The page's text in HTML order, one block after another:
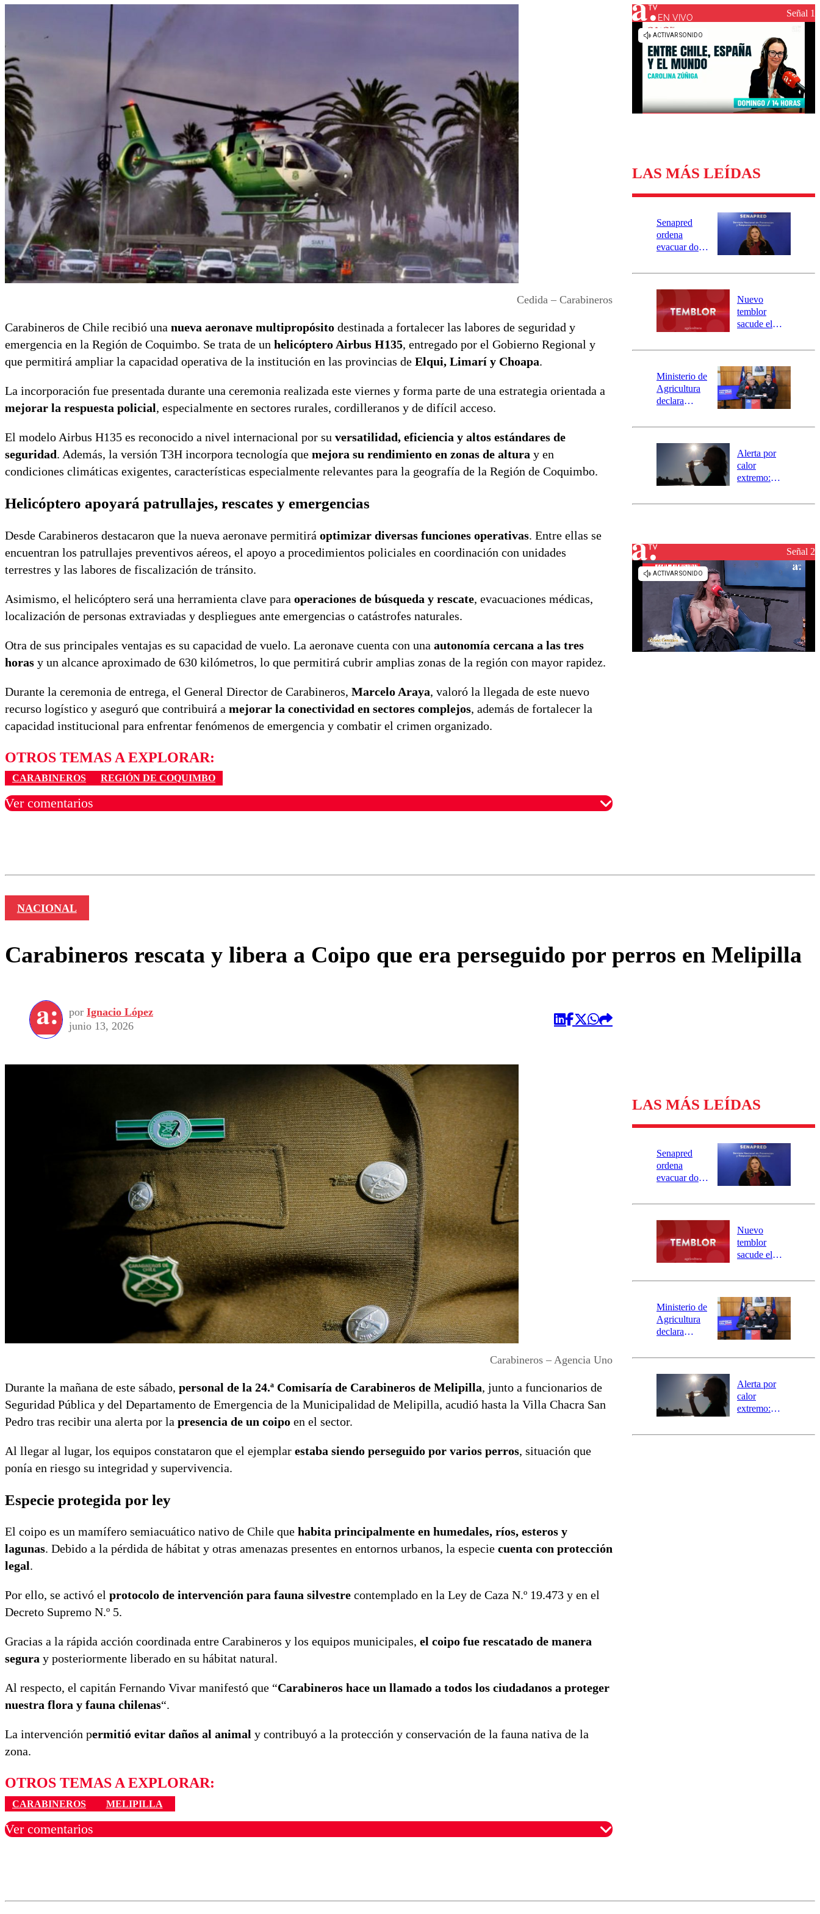
Universidad de Chile
Sustentabilidad
Cedida – Carabineros
Carabineros de Chile recibió una nueva aeronave multipropósito destinada a fortalecer las labores de seguridad y
emergencia en la Región de Coquimbo. Se trata de un helicóptero Airbus H135, entregado por el Gobierno Regional y
que permitirá ampliar la capacidad operativa de la institución en las provincias de Elqui, Limarí y Choapa.
La incorporación fue presentada durante una ceremonia realizada este viernes y forma parte de una estrategia orientada a
mejorar la respuesta policial, especialmente en sectores rurales, cordilleranos y de difícil acceso.
El modelo Airbus H135 es reconocido a nivel internacional por su versatilidad, eficiencia y altos estándares de
seguridad. Además, la versión T3H incorpora tecnología que mejora su rendimiento en zonas de altura y en
condiciones climáticas exigentes, características especialmente relevantes para la geografía de la Región de Coquimbo.
Helicóptero apoyará patrullajes, rescates y emergencias
Desde Carabineros destacaron que la nueva aeronave permitirá optimizar diversas funciones operativas. Entre ellas se
encuentran los patrullajes preventivos aéreos, el apoyo a procedimientos policiales en coordinación con unidades
terrestres y las labores de fiscalización de tránsito.
Asimismo, el helicóptero será una herramienta clave para operaciones de búsqueda y rescate, evacuaciones médicas,
localización de personas extraviadas y despliegues ante emergencias o catástrofes naturales.
Otra de sus principales ventajas es su capacidad de vuelo. La aeronave cuenta con una autonomía cercana a las tres
horas y un alcance aproximado de 630 kilómetros, lo que permitirá cubrir amplias zonas de la región con mayor rapidez.
Durante la ceremonia de entrega, el General Director de Carabineros, Marcelo Araya, valoró la llegada de este nuevo
recurso logístico y aseguró que contribuirá a mejorar la conectividad en sectores complejos, además de fortalecer la
capacidad institucional para enfrentar fenómenos de emergencia y combatir el crimen organizado.
OTROS TEMAS A EXPLORAR:
CARABINEROS REGIÓN DE COQUIMBO
Ver comentarios
EN VIVO Señal 1
LAS MÁS LEÍDAS
Senapred
ordena
evacuar dos
Carahue por
río Damas:
activa
mensajería
SAE
Nuevo
temblor
sacude el
revisa la
epicentro
Ministerio de
Agricultura
declara
agrícola para
Alerta por
calor
extremo:
activa Alerta
Señal 2
NACIONAL
Carabineros rescata y libera a Coipo que era perseguido por perros en Melipilla
por Ignacio López
junio 13, 2026
Carabineros – Agencia Uno
Durante la mañana de este sábado, personal de la 24.ª Comisaría de Carabineros de Melipilla, junto a funcionarios de
Seguridad Pública y del Departamento de Emergencia de la Municipalidad de Melipilla, acudió hasta la Villa Chacra San
Pedro tras recibir una alerta por la presencia de un coipo en el sector.
Al llegar al lugar, los equipos constataron que el ejemplar estaba siendo perseguido por varios perros, situación que
ponía en riesgo su integridad y supervivencia.
Especie protegida por ley
El coipo es un mamífero semiacuático nativo de Chile que habita principalmente en humedales, ríos, esteros y
lagunas. Debido a la pérdida de hábitat y otras amenazas presentes en entornos urbanos, la especie cuenta con protección
legal.
Por ello, se activó el protocolo de intervención para fauna silvestre contemplado en la Ley de Caza N.º 19.473 y en el
Decreto Supremo N.º 5.
Gracias a la rápida acción coordinada entre Carabineros y los equipos municipales, el coipo fue rescatado de manera
segura y posteriormente liberado en su hábitat natural.
Al respecto, el capitán Fernando Vivar manifestó que “Carabineros hace un llamado a todos los ciudadanos a proteger
nuestra flora y fauna chilenas“.
La intervención permitió evitar daños al animal y contribuyó a la protección y conservación de la fauna nativa de la
zona.
OTROS TEMAS A EXPLORAR:
CARABINEROS MELIPILLA
Ver comentarios
LAS MÁS LEÍDAS
Senapred
ordena
evacuar dos
Carahue por
río Damas:
activa
mensajería
SAE
Nuevo
temblor
sacude el
revisa la
epicentro
Ministerio de
Agricultura
declara
agrícola para
Alerta por
calor
extremo:
activa Alerta